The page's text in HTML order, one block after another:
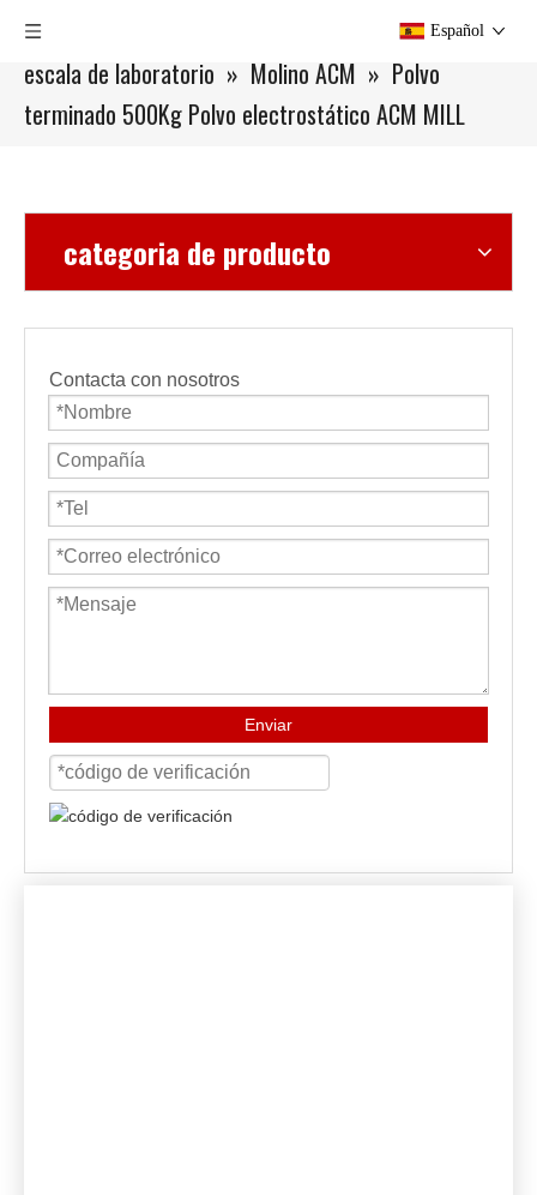
Español
Usted está aquí:
Equipos de
escala de laboratorio » Molino ACM » Polvo
terminado 500Kg Polvo electrostático ACM MILL
categoria de producto
Contacta con nosotros
Enviar